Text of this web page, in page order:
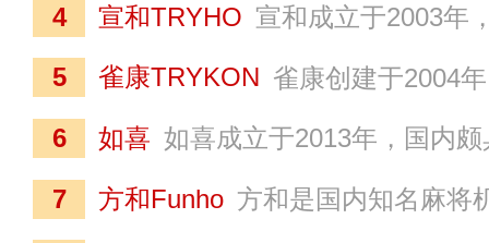
4 宣和TRYHO 宣和成立于2003年，麻将机行业的知名品牌，是一家集研发、生产、营销、服务于一体的全自动麻将机现代化生产企业，以其高品质和创新技术在业内享有声誉，
5 雀康TRYKON 雀康创建于2004年，国内知名的麻将机品牌，为第三至第六连续四届世界麻将锦标赛指定比赛用桌，公司是世界麻将组织
6 如喜 如喜成立于2013年，国内颇具知名度的全自动麻将机供应商，产品涵盖智能麻将桌、折叠麻将桌、餐桌麻将桌、过山车麻将桌等，其全自动麻将机采用国际先进的集成控制系统，
7 方和Funho 方和是国内知名麻将机品牌，专注于斜上牌麻将机产品的研发、生产和销售，定位于中高端市场，产品线涵盖麻将机、棋牌椅、